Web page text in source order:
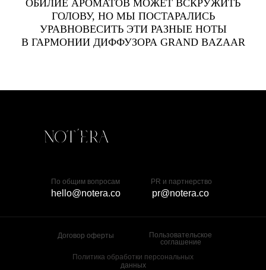
ОБИЛИЕ АРОМАТОВ МОЖЕТ ВСКРУЖИТЬ
ГОЛОВУ, НО МЫ ПОСТАРАЛИСЬ
УРАВНОВЕСИТЬ ЭТИ РАЗНЫЕ НОТЫ
В ГАРМОНИИ ДИФФУЗОРА GRAND BAZAAR
Политика обработки персональных
данных
Договор оферты
Пользовательское
соглашение
pr@notera.co
PR и партнерство
hello@notera.co
По общим вопросам